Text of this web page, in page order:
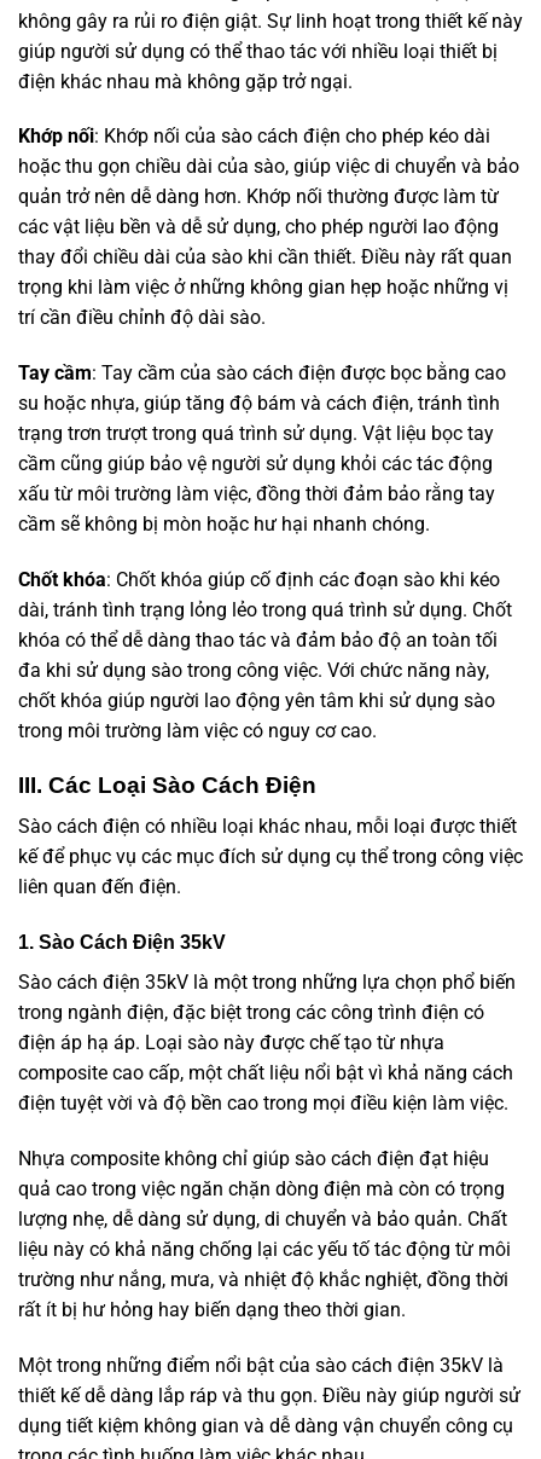
không gây ra rủi ro điện giật. Sự linh hoạt trong thiết kế này
giúp người sử dụng có thể thao tác với nhiều loại thiết bị
điện khác nhau mà không gặp trở ngại.
Khớp nối: Khớp nối của sào cách điện cho phép kéo dài
hoặc thu gọn chiều dài của sào, giúp việc di chuyển và bảo
quản trở nên dễ dàng hơn. Khớp nối thường được làm từ
các vật liệu bền và dễ sử dụng, cho phép người lao động
thay đổi chiều dài của sào khi cần thiết. Điều này rất quan
trọng khi làm việc ở những không gian hẹp hoặc những vị
trí cần điều chỉnh độ dài sào.
Tay cầm: Tay cầm của sào cách điện được bọc bằng cao
su hoặc nhựa, giúp tăng độ bám và cách điện, tránh tình
trạng trơn trượt trong quá trình sử dụng. Vật liệu bọc tay
cầm cũng giúp bảo vệ người sử dụng khỏi các tác động
xấu từ môi trường làm việc, đồng thời đảm bảo rằng tay
cầm sẽ không bị mòn hoặc hư hại nhanh chóng.
Chốt khóa: Chốt khóa giúp cố định các đoạn sào khi kéo
dài, tránh tình trạng lỏng lẻo trong quá trình sử dụng. Chốt
khóa có thể dễ dàng thao tác và đảm bảo độ an toàn tối
đa khi sử dụng sào trong công việc. Với chức năng này,
chốt khóa giúp người lao động yên tâm khi sử dụng sào
trong môi trường làm việc có nguy cơ cao.
III. Các Loại Sào Cách Điện
Sào cách điện có nhiều loại khác nhau, mỗi loại được thiết
kế để phục vụ các mục đích sử dụng cụ thể trong công việc
liên quan đến điện.
1. Sào Cách Điện 35kV
Sào cách điện 35kV là một trong những lựa chọn phổ biến
trong ngành điện, đặc biệt trong các công trình điện có
điện áp hạ áp. Loại sào này được chế tạo từ nhựa
composite cao cấp, một chất liệu nổi bật vì khả năng cách
điện tuyệt vời và độ bền cao trong mọi điều kiện làm việc.
Nhựa composite không chỉ giúp sào cách điện đạt hiệu
quả cao trong việc ngăn chặn dòng điện mà còn có trọng
lượng nhẹ, dễ dàng sử dụng, di chuyển và bảo quản. Chất
liệu này có khả năng chống lại các yếu tố tác động từ môi
trường như nắng, mưa, và nhiệt độ khắc nghiệt, đồng thời
rất ít bị hư hỏng hay biến dạng theo thời gian.
Một trong những điểm nổi bật của sào cách điện 35kV là
thiết kế dễ dàng lắp ráp và thu gọn. Điều này giúp người sử
dụng tiết kiệm không gian và dễ dàng vận chuyển công cụ